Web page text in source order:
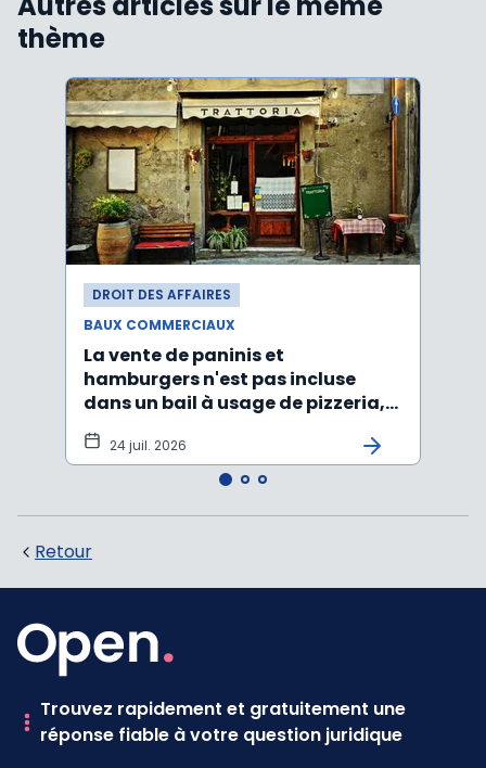
thème
DROIT DES AFFAIRES
BAUX COMMERCIAUX
La vente de paninis et
hamburgers n'est pas incluse
dans un bail à usage de pizzeria,
pâtes, salades
24 juil. 2026
Retour
Trouvez rapidement et gratuitement une
réponse fiable à votre question juridique